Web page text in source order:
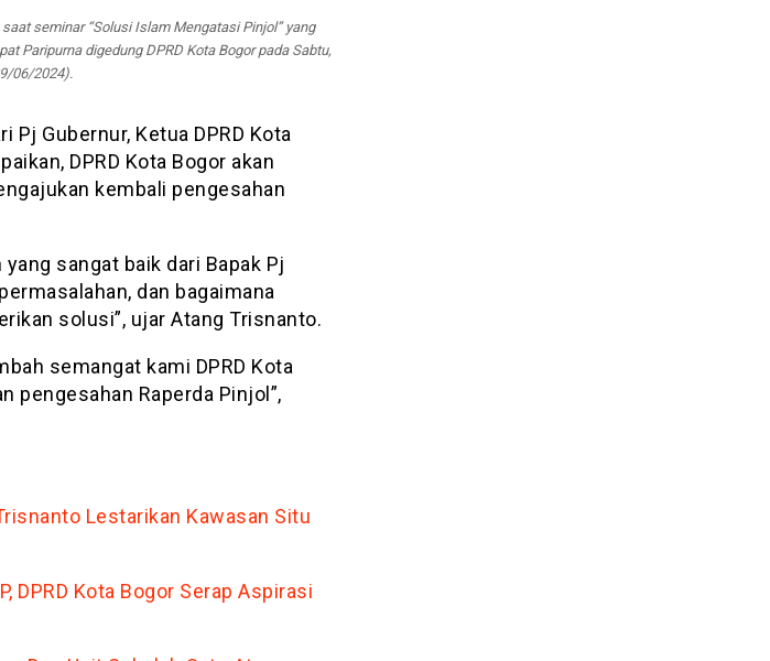
seminar “Solusi Islam Mengatasi Pinjol” yang
Paripurna digedung DPRD Kota Bogor pada Sabtu,
06/2024).
Pj Gubernur, Ketua DPRD Kota
DPRD Kota Bogor akan
kembali pengesahan
sangat baik dari Bapak Pj
dan bagaimana
solusi”, ujar Atang Trisnanto.
semangat kami DPRD Kota
pengesahan Raperda Pinjol”,
Lestarikan Kawasan Situ
DPRD Kota Bogor Serap Aspirasi